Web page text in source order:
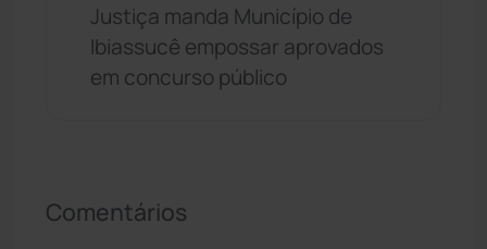
Justiça manda Município de
Ibiassucê empossar aprovados
em concurso público
Comentários